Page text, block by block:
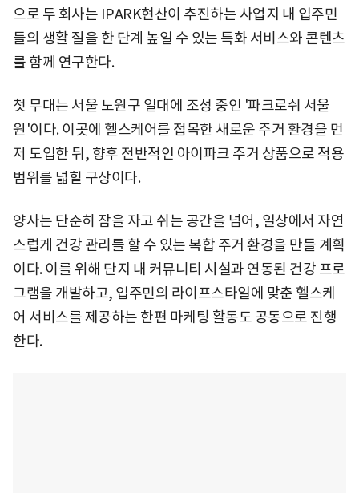
으로 두 회사는 IPARK현산이 추진하는 사업지 내 입주민
들의 생활 질을 한 단계 높일 수 있는 특화 서비스와 콘텐츠
를 함께 연구한다.
첫 무대는 서울 노원구 일대에 조성 중인 '파크로쉬 서울
원'이다. 이곳에 헬스케어를 접목한 새로운 주거 환경을 먼
저 도입한 뒤, 향후 전반적인 아이파크 주거 상품으로 적용
범위를 넓힐 구상이다.
양사는 단순히 잠을 자고 쉬는 공간을 넘어, 일상에서 자연
스럽게 건강 관리를 할 수 있는 복합 주거 환경을 만들 계획
이다. 이를 위해 단지 내 커뮤니티 시설과 연동된 건강 프로
그램을 개발하고, 입주민의 라이프스타일에 맞춘 헬스케
어 서비스를 제공하는 한편 마케팅 활동도 공동으로 진행
한다.